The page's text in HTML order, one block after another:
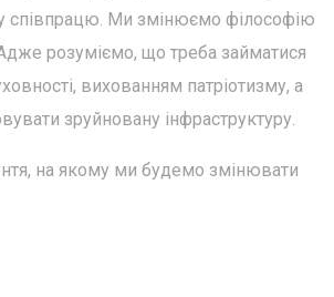
співпрацю. Ми змінюємо філософію
розуміємо, що треба займатися
вихованням патріотизму, а
зруйновану інфраструктуру.
на якому ми будемо змінювати